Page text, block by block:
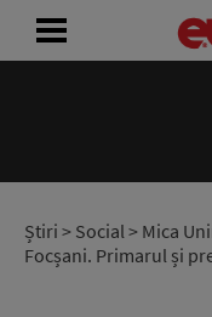
Știri > Social> Mica
Focșani. Primarul și
RADIO